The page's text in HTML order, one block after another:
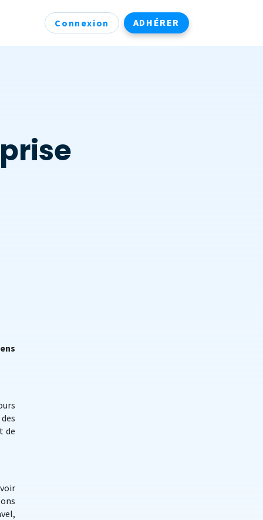
Connexion ADHÉRER
de